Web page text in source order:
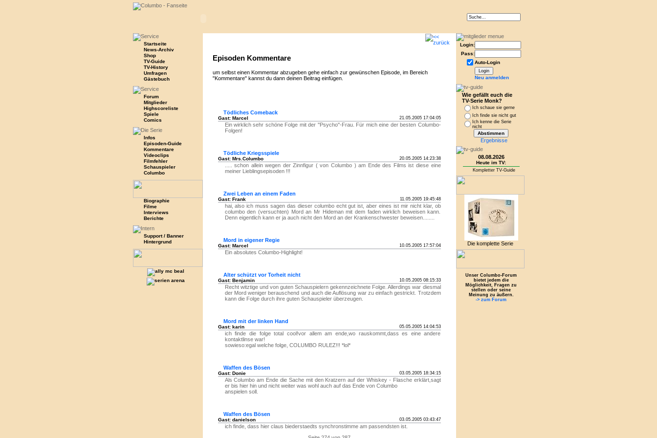
Startseite
News-Archiv
Shop
TV-Guide
TV-History
Umfragen
Gästebuch
Forum
Mitglieder
Highscoreliste
Spiele
Comics
Infos
Episoden-Guide
Kommentare
Videoclips
Filmfehler
Schauspieler
Columbo
Biographie
Filme
Interviews
Berichte
Support / Banner
Hintergrund
Login:
Pass:
Auto-Login
Neu anmelden
Wie gefällt euch die
TV-Serie Monk?
Ich schaue sie gerne
Ich finde sie nicht gut
Ich kenne die Serie
nicht
Ergebnisse
08.08.2026
Heute im TV:
Kompletter TV-Guide
Die komplette Serie
Unser Columbo-Forum
bietet jedem die
Möglichkeit, Fragen zu
stellen oder seine
Meinung zu äußern.
-> zum Forum
Episoden Kommentare
um selbst einen Kommentar abzugeben gehe einfach zur gewünschen Episode, im Bereich
"Kommentare" kannst du dann deinen Beitrag einfügen.
Tödliches Comeback
Gast: Marcel 21.05.2005 17:04:05
Ein wirklich sehr schöne Folge mit der ''Psycho''-Frau. Für mich eine der besten Columbo-
Folgen!
Tödliche Kriegsspiele
Gast: Mrs.Columbo 20.05.2005 14:23:38
..... schon allein wegen der Zinnfigur ( von Columbo ) am Ende des Films ist diese eine
meiner Lieblingsepisoden !!!
Zwei Leben an einem Faden
Gast: Frank 11.05.2005 19:45:48
hai, also ich muss sagen das dieser columbo echt gut ist, aber eines ist mir nicht klar, ob
columbo den (versuchten) Mord an Mr Hideman mit dem faden wirklich beweisen kann.
Denn eigentlich kann er ja auch nicht den Mord an der Krankenschwester beweisen........
Mord in eigener Regie
Gast: Marcel 10.05.2005 17:57:04
Ein absolutes Columbo-Highlight!
Alter schützt vor Torheit nicht
Gast: Benjamin 10.05.2005 08:15:33
Recht witztige und von guten Schauspielern gekennzeichnete Folge. Allerdings war diesmal
der Mord weniger berauschend und auch die Auflösung war zu einfach gestrickt. Trotzdem
kann die Folge durch ihre guten Schauspieler überzeugen.
Mord mit der linken Hand
Gast: karin 05.05.2005 14:04:53
ich finde die folge total cool!vor allem am ende,wo rauskommt,dass es eine andere
kontaktlinse war!
sowieso:egal welche folge, COLUMBO RULEZ!!! *lol*
Waffen des Bösen
Gast: Donie 03.05.2005 18:34:15
Als Columbo am Ende die Sache mit den Kratzern auf der Whiskey - Flasche erklärt,sagt
er bis hier hin und nicht weiter was wohl auch auf das Ende von Columbo
anspielen soll.
Waffen des Bösen
Gast: danielson 03.05.2005 03:43:47
ich finde, dass hier claus biederstaedts synchronstimme am passendsten ist.